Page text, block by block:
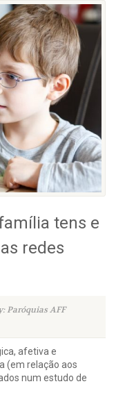
tens e
redes
Paróquias AFF
afetiva e
(em relação aos
num estudo de